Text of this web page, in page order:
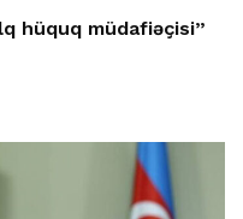
hüquq müdafiəçisi”